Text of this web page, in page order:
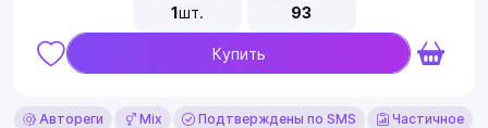
1шт. 93
Купить
Автореги Mix Подтверждены по SMS
Частичное